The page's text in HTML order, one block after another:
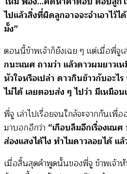
ไปแล้วสิ่งที่ผิดลูกอาจจะจำเอาไว้
มั้ง”
ตอนนี้ข้าพเจ้าก็ยังเฉย ๆ แต่เมื่อพี่จูเ
กนะเณศ ถามว่า แล้วดาวผมยาวเ
หัวใจหรือเปล่า ดาวกินข้าวกับอะไ
ไม่ได้ เลยตอบส่ง ๆ ไปว่า มีเหมือน
พี่จู เล่าไปเรื่อยจนใกล้จะจากกันเพื่
มาบอกอีกว่า “เกือบลืมอีกเรื่องเณ
ส่องแสงได้ไง ทำไมดาวลอยได้ แ
เมื่อสิ้นสุดคำพูดนั้นของพี่จู ข้าพเจ้าหั